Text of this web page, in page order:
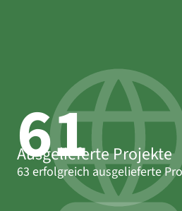
63
Ausgelieferte Projekte
63 erfolgreich ausgelieferte